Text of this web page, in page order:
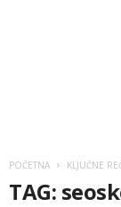
POČETNA KLJUČNE
TAG: